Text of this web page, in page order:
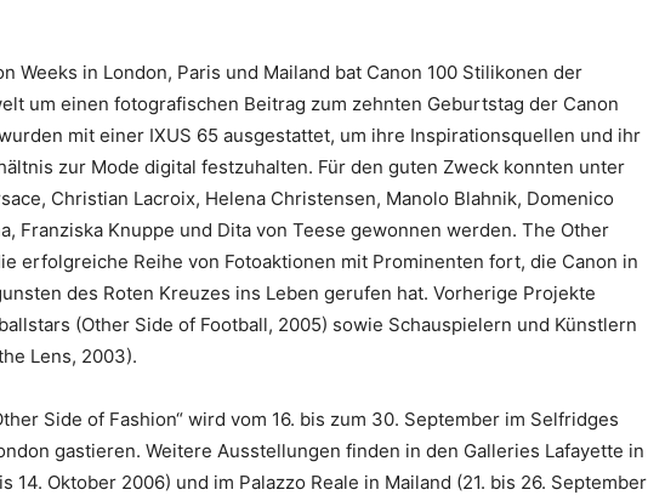
Weeks in London, Paris und Mailand bat Canon 100 Stilikonen der
um einen fotografischen Beitrag zum zehnten Geburtstag der Canon
mit einer IXUS 65 ausgestattet, um ihre Inspirationsquellen und ihr
zur Mode digital festzuhalten. Für den guten Zweck konnten unter
Christian Lacroix, Helena Christensen, Manolo Blahnik, Domenico
Franziska Knuppe und Dita von Teese gewonnen werden. The Other
erfolgreiche Reihe von Fotoaktionen mit Prominenten fort, die Canon in
des Roten Kreuzes ins Leben gerufen hat. Vorherige Projekte
(Other Side of Football, 2005) sowie Schauspielern und Künstlern
Lens, 2003).
Side of Fashion“ wird vom 16. bis zum 30. September im Selfridges
gastieren. Weitere Ausstellungen finden in den Galleries Lafayette in
14. Oktober 2006) und im Palazzo Reale in Mailand (21. bis 26. September